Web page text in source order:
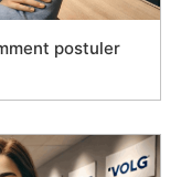
postuler